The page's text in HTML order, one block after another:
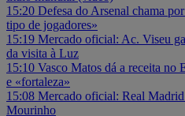
15:20 Defesa do Arsenal chama
tipo de jogadores»
15:19 Mercado oficial: Ac. Viseu
da visita à Luz
15:10 Vasco Matos dá a receita no
e «fortaleza»
15:08 Mercado oficial: Real
Mourinho